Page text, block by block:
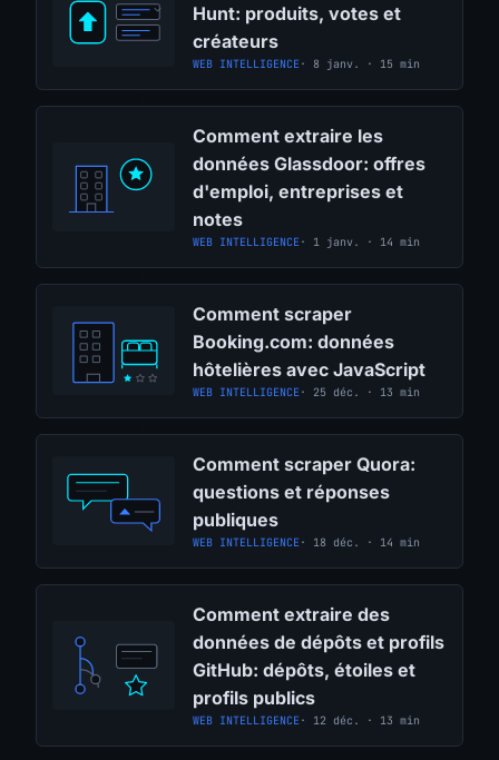
Hunt: produits, votes et
créateurs
WEB INTELLIGENCE · 8 janv. · 15 min
Comment extraire les
données Glassdoor: offres
d'emploi, entreprises et
notes
WEB INTELLIGENCE · 1 janv. · 14 min
Comment scraper
Booking.com: données
hôtelières avec JavaScript
WEB INTELLIGENCE · 25 déc. · 13 min
Comment scraper Quora:
questions et réponses
publiques
WEB INTELLIGENCE · 18 déc. · 14 min
Comment extraire des
données de dépôts et profils
GitHub: dépôts, étoiles et
profils publics
WEB INTELLIGENCE · 12 déc. · 13 min